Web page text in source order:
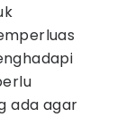
ada agar